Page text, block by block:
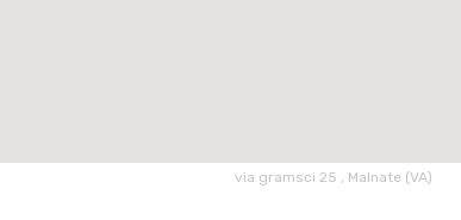
via gramsci 25 , Malnate (VA)